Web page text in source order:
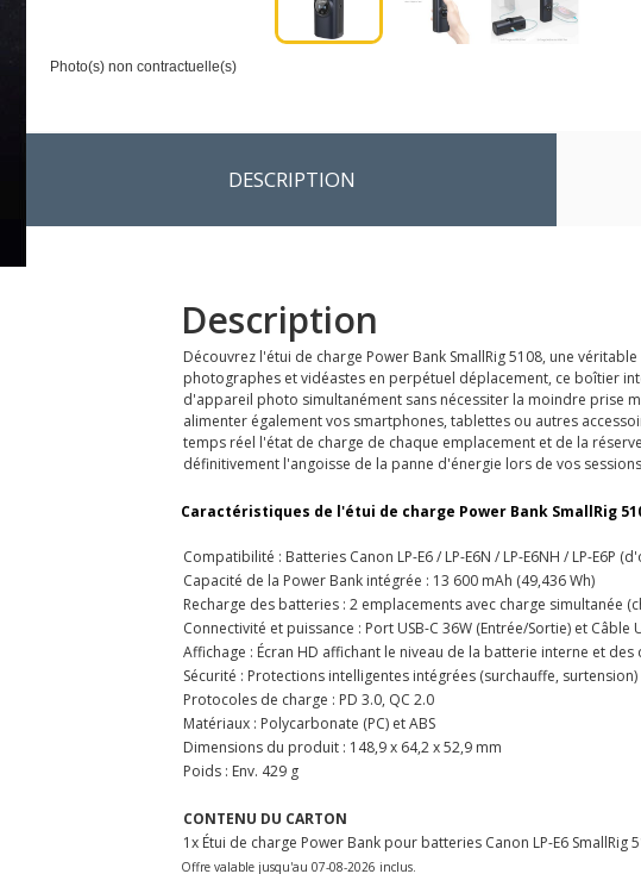
Photo(s) non contractuelle(s)
DESCRIPTION
Description
Découvrez l'étui de charge Power Bank SmallRig 5108, une
photographes et vidéastes en perpétuel déplacement, ce boîtier
d'appareil photo simultanément sans nécessiter la moindre prise
alimenter également vos smartphones, tablettes ou autres
temps réel l'état de charge de chaque emplacement et de la
définitivement l'angoisse de la panne d'énergie lors de vos
Caractéristiques de l'étui de charge Power Bank SmallRig
Compatibilité : Batteries Canon LP-E6 / LP-E6N / LP-E6NH / LP-E6P
Capacité de la Power Bank intégrée : 13 600 mAh (49,436 Wh)
Recharge des batteries : 2 emplacements avec charge simultanée
Connectivité et puissance : Port USB-C 36W (Entrée/Sortie) et Câble
Affichage : Écran HD affichant le niveau de la batterie interne et
Sécurité : Protections intelligentes intégrées (surchauffe,
Protocoles de charge : PD 3.0, QC 2.0
Matériaux : Polycarbonate (PC) et ABS
Dimensions du produit : 148,9 x 64,2 x 52,9 mm
Poids : Env. 429 g
CONTENU DU CARTON
1x Étui de charge Power Bank pour batteries Canon LP-E6 SmallRig
Offre valable jusqu'au 07-08-2026 inclus.